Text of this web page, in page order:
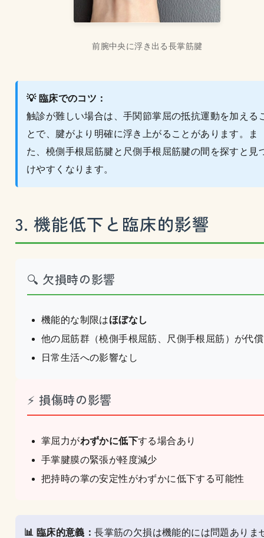
前腕中央に浮き出る長掌筋腱
💡 臨床でのコツ：
触診が難しい場合は、手関節掌屈の抵抗運動を加える
とで、腱がより明確に浮き上がることがあります。ま
た、橈側手根屈筋腱と尺側手根屈筋腱の間を探すと見
けやすくなります。
3. 機能低下と臨床的影響
🔍 欠損時の影響
機能的な制限はほぼなし
他の屈筋群（橈側手根屈筋、尺側手根屈筋）が代償
日常生活への影響なし
⚡ 損傷時の影響
掌屈力がわずかに低下する場合あり
手掌腱膜の緊張が軽度減少
把持時の掌の安定性がわずかに低下する可能性
📊 臨床的意義：長掌筋の欠損は機能的には問題ありま